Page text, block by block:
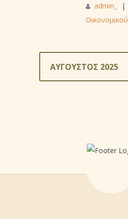
admin_ |
Οικονομικού
ΑΥΓΟΥΣΤΟΣ 2025